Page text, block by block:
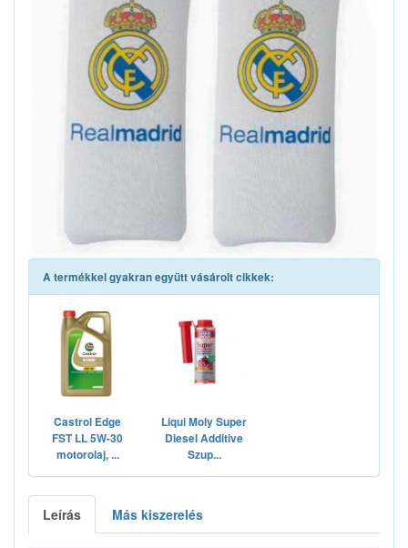
A termékkel gyakran együtt vásárolt cikkek:
Castrol Edge
FST LL 5W-30
motorolaj, ...
Liqui Moly Super
Diesel Additive
Szup...
Leírás Más kiszerelés